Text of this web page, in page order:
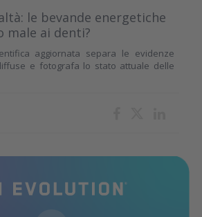
le bevande energetiche
male ai denti?
aggiornata separa le evidenze
e fotografa lo stato attuale delle